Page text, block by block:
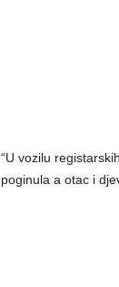
“U vozilu
poginula a otac i